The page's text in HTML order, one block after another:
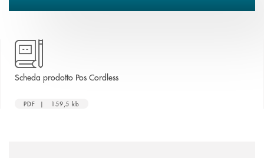
Scheda prodotto Pos Cordlessapre una nuova finestra
PDF | 159,5 kb